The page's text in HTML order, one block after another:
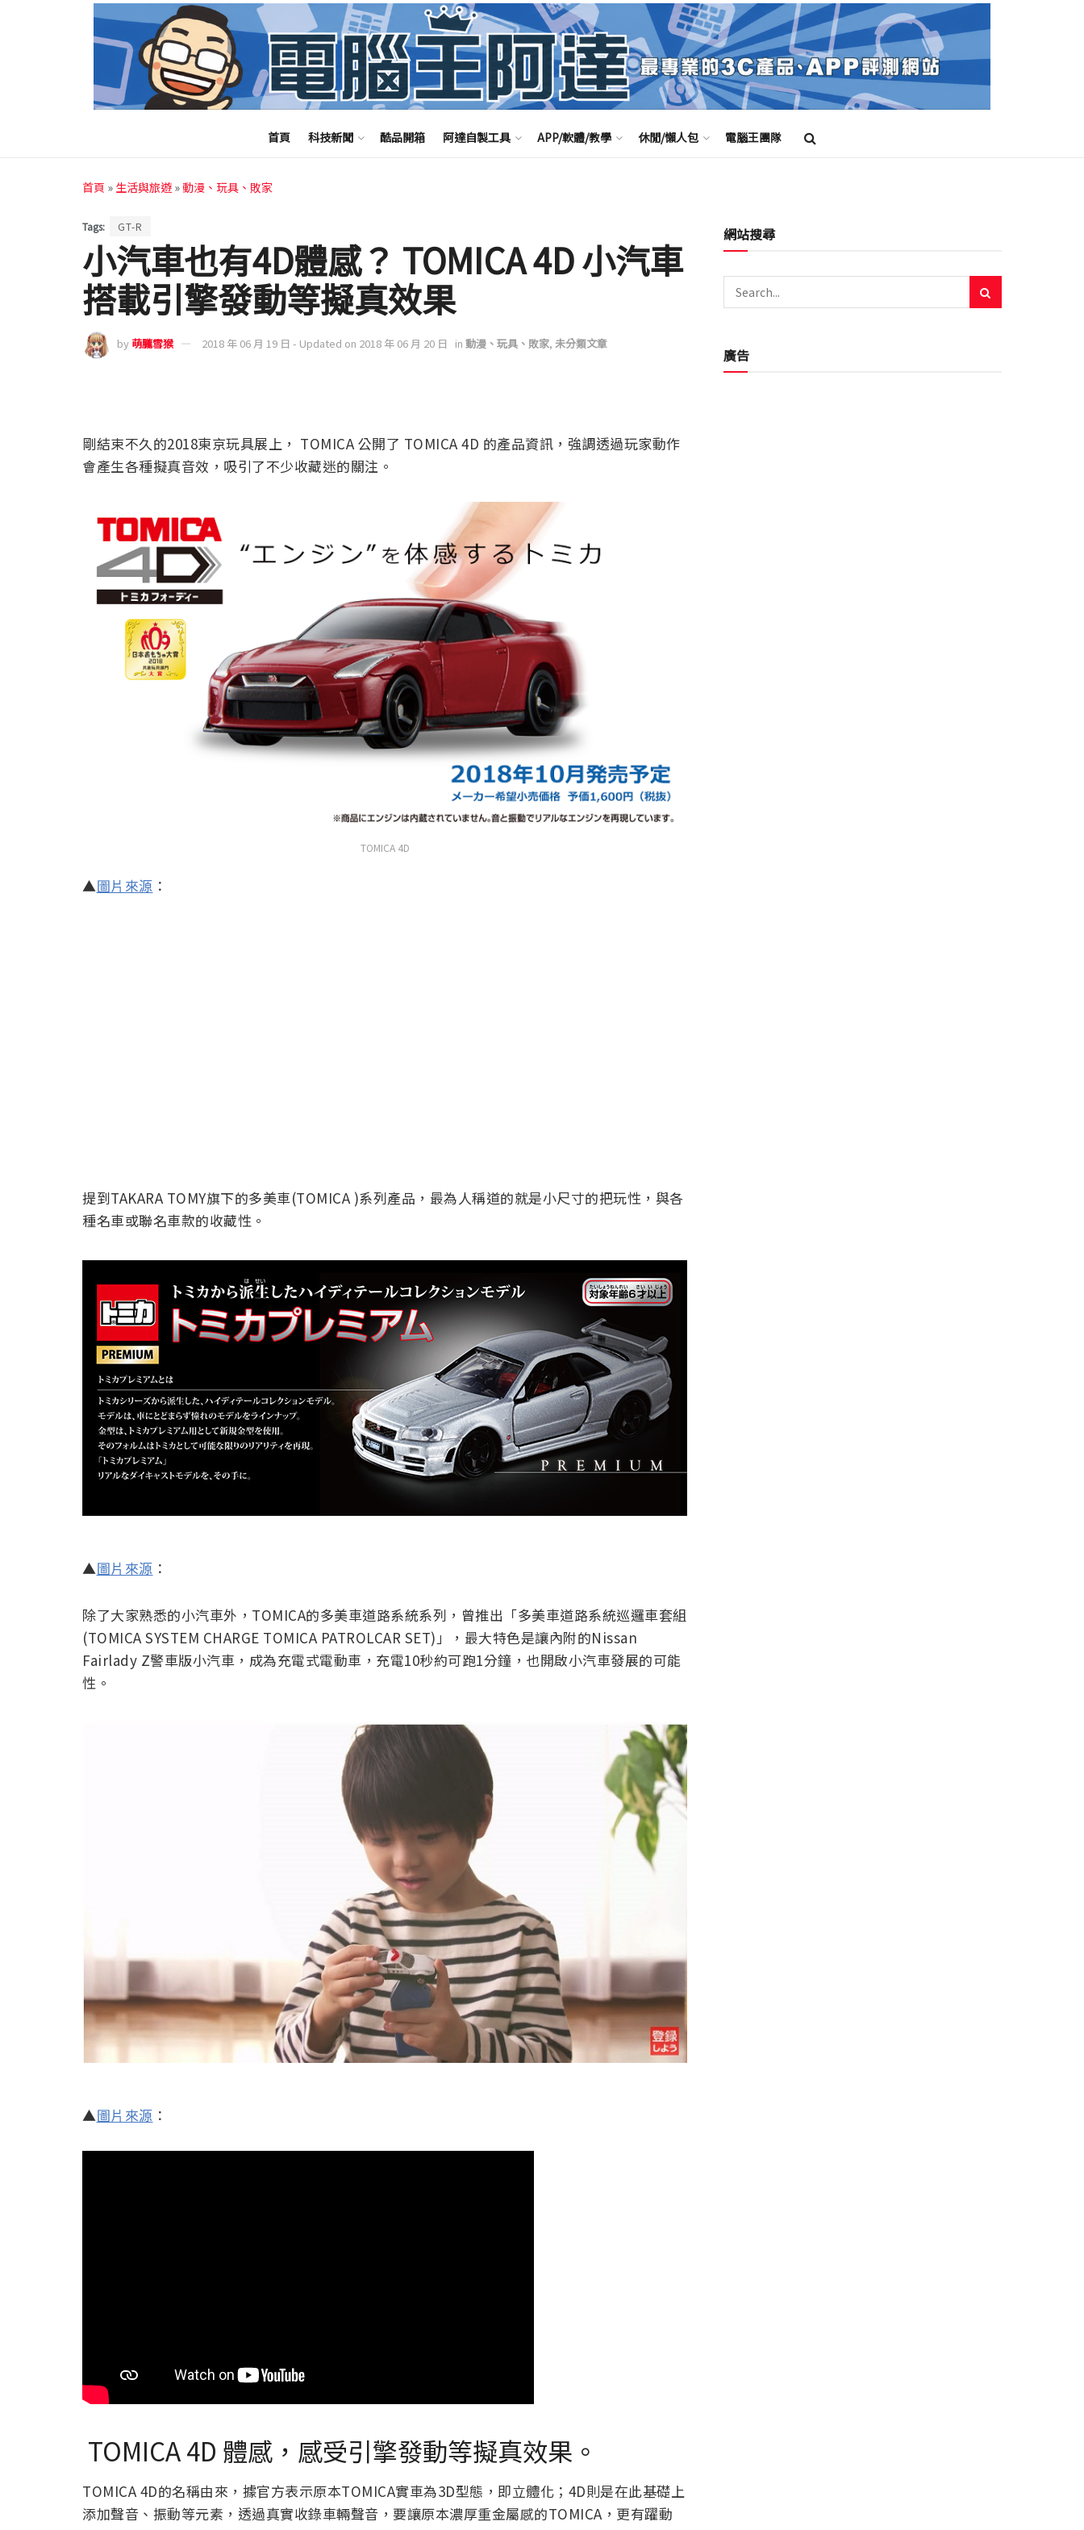
首頁 科技新聞 酷品開箱 阿達自製工具 APP/軟體/教學 休閒/懶人包 電腦王團隊
首頁 » 生活與旅遊 » 動漫、玩具、敗家
Tags: GT-R
小汽車也有4D體感？ TOMICA 4D 小汽車
搭載引擎發動等擬真效果
by 萌朧雪猴 2018 年 06 月 19 日 - Updated on 2018 年 06 月 20 日 in 動漫、玩具、敗家, 未分類文章
剛結束不久的2018東京玩具展上， TOMICA 公開了 TOMICA 4D 的產品資訊，強調透過玩家動作
會產生各種擬真音效，吸引了不少收藏迷的關注。
TOMICA 4D
▲圖片來源 ：
提到TAKARA TOMY旗下的多美車(TOMICA )系列產品，最為人稱道的就是小尺寸的把玩性，與各
種名車或聯名車款的收藏性。
▲圖片來源 ：
除了大家熟悉的小汽車外，TOMICA的多美車道路系統系列，曾推出「多美車道路系統巡邏車套組
(TOMICA SYSTEM CHARGE TOMICA PATROLCAR SET)」，最大特色是讓內附的Nissan
Fairlady Z警車版小汽車，成為充電式電動車，充電10秒約可跑1分鐘，也開啟小汽車發展的可能
性。
▲圖片來源 ：
TOMICA 4D 體感，感受引擎發動等擬真效果。
TOMICA 4D的名稱由來，據官方表示原本TOMICA實車為3D型態，即立體化；4D則是在此基礎上
添加聲音、振動等元素，透過真實收錄車輛聲音，要讓原本濃厚重金屬感的TOMICA，更有躍動
網站搜尋
廣告